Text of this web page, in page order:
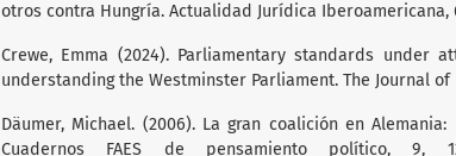
otros contra Hungría. Actualidad Jurídica Iberoamericana,
Crewe, Emma (2024). Parliamentary standards under
understanding the Westminster Parliament. The Journal of
Däumer, Michael. (2006). La gran coalición en
Cuadernos FAES de pensamiento político, 9,